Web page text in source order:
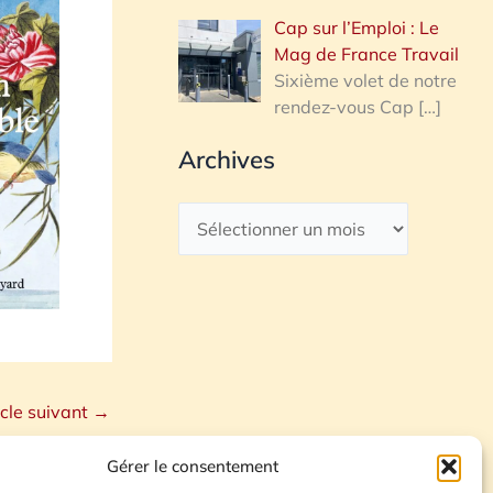
Gérer le consentement
suivant →
Cap sur l’Emploi : Le
Mag de France Travail
Sixième volet de notre
rendez-vous Cap […]
Archives